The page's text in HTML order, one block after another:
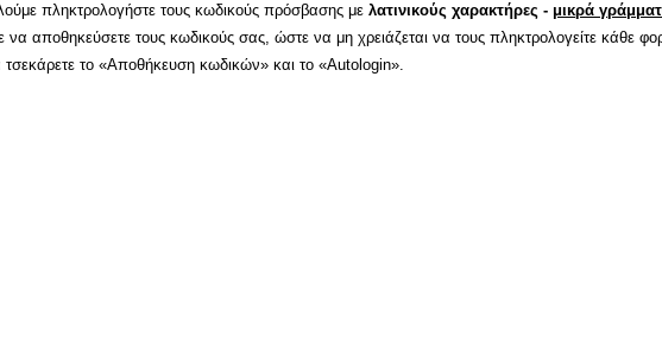
πληκτρολογήστε τους κωδικούς πρόσβασης μελατινικούς χαρακτήρες - μικρά
να αποθηκεύσετε τους κωδικούς σας, ώστε να μη χρειάζεται να τους πληκτρολογείτε κάθε
τσεκάρετε το «Αποθήκευση κωδικών» και το «Autologin».